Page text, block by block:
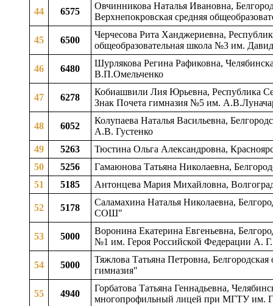
44 6575
Овчинникова Наталья Ивановна,
Верхнепокровская средняя
45 6500
Черчесова Рита Ханджериевна,
общеобразовательная школа №3 им.
46 6480
Шурлякова Регина Рафиковна,
В.П.Омельченко
47 6278
Кобиашвили Лия Юрьевна, Республика
Знак Почета гимназия №5 им.
48 6052
Колупаева Наталья Васильевна,
А.В. Густенко
49
5263
Тюстина Ольга Александровна,
50
5256
Гамаюнова Татьяна Николаевна,
51
5185 Антонцева Мария Михайловна,
52 5178
Саламахина Наталья Николаевна,
СОШ"
53 5000
Воронина Екатерина Евгеньевна,
№1 им. Героя Российской Федерации А.
54 5000
Тяжлова Татьяна Петровна,
гимназия"
55 4940
Горбатова Татьяна Геннадьевна,
многопрофильный лицей при МГТУ им.